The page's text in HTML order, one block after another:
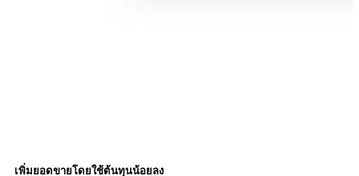
เพิ่มยอดขายโดยใช้ต้นทุนน้อยลง